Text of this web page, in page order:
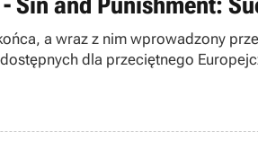
a wraz z nim wprowadzony
dla przeciętnego